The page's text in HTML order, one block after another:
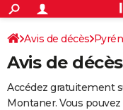
ACTUALITÉS
Politique
Société
Faits Divers
Education
Monde
Villes
+
SPORT
Coupe du monde 2026
Football
Tennis
Cyclisme
Rugby
Forum
Programme TV
TNTStreaming
Cinéma
Sorties cinéma
Musique
+
FINANCE
Avis de décès
Avis de
Accédez gratuitement
Montaner. Vous